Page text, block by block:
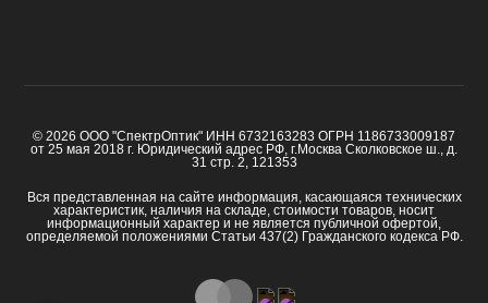
© 2026 ООО "СпектрОптик" ИНН 6732163283 ОГРН 1186733009187
от 25 мая 2018 г. Юридический адрес РФ, г.Москва Сколковское ш., д.
31 стр. 2, 121353
Вся представленная на сайте информация, касающаяся технических
характеристик, наличия на складе, стоимости товаров, носит
информационный характер и не является публичной офертой,
определяемой положениями Статьи 437(2) Гражданского кодекса РФ.